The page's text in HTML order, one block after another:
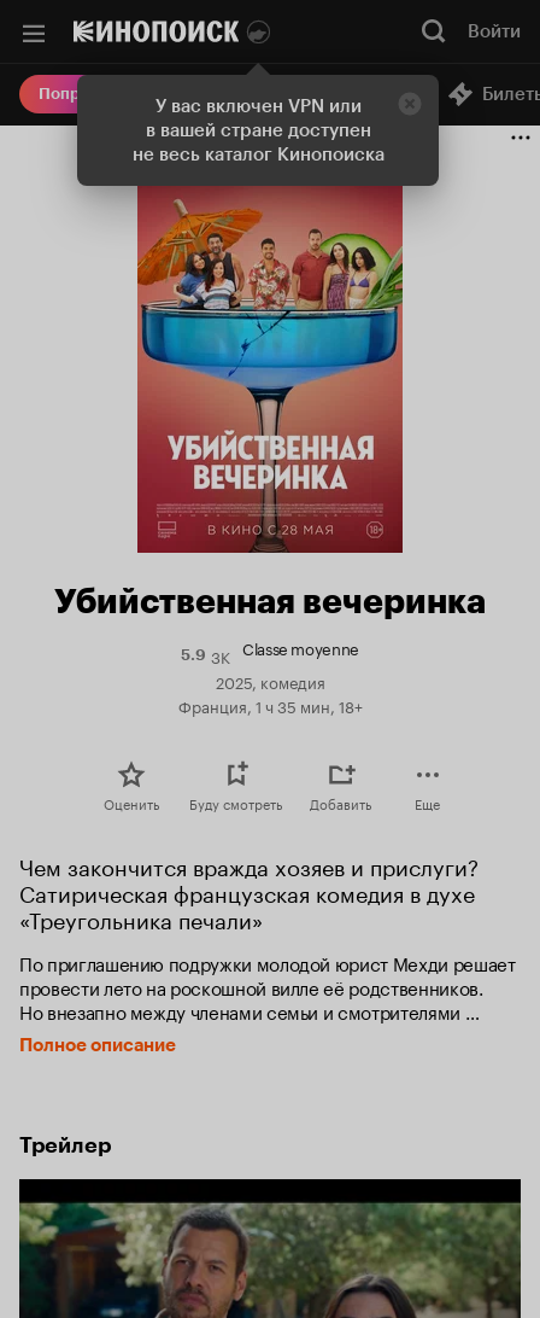
У вас включен VPN или
в вашей стране доступен
не весь каталог Кинопоиска
Войти
Попробовать Плюс Онлайн-кинотеатр
Убийственная вечеринка
5.9Рейтинг
Кинопоиска
3K Classe moyenne
2025, комедия
Франция, 1 ч 35 мин, 18+
Оценить Буду смотреть Добавить Еще
Чем закончится вражда хозяев и прислуги?
Сатирическая французская комедия в духе
«Треугольника печали»
По приглашению подружки молодой юрист Мехди решает
провести лето на роскошной вилле её родственников.
Но внезапно между членами семьи и смотрителями
особняка вспыхивает конфликт. Мехди убеждён,
что сможет переломить ситуацию и примирить
Полное описание
Трейлер